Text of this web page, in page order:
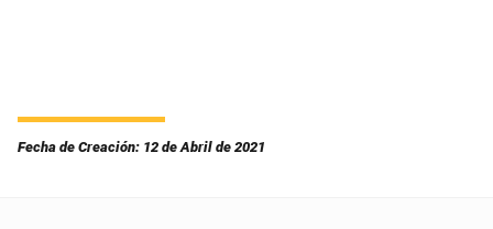
Fecha de Creación: 12 de Abril de 2021